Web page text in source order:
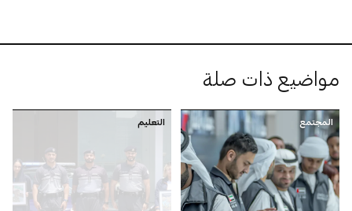
مواضيع ذات صلة
المجتمع التعليم